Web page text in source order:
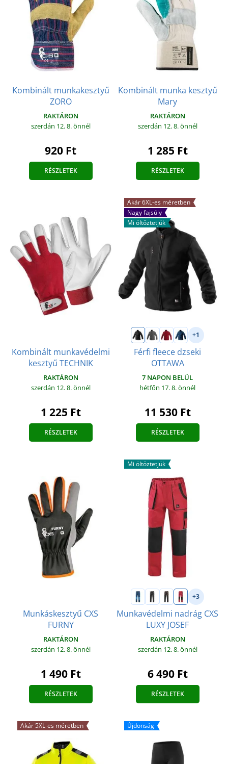
Kombinált munkakesztyű
ZORO
RAKTÁRON
szerdán 12. 8.önnél
920 Ft
RÉSZLETEK
Kombinált munka kesztyű
Mary
RAKTÁRON
szerdán 12. 8.önnél
1 285 Ft
RÉSZLETEK
Kombinált munkavédelmi
kesztyű TECHNIK
RAKTÁRON
szerdán 12. 8.önnél
1 225 Ft
RÉSZLETEK
Akár 6XL-es méretben
Nagy fajsúly
Mi öltöztetjük
+1
Férfi fleece dzseki
OTTAWA
7 NAPON BELÜL
hétfőn 17. 8.önnél
11 530 Ft
RÉSZLETEK
Munkáskesztyű CXS
FURNY
RAKTÁRON
szerdán 12. 8.önnél
1 490 Ft
RÉSZLETEK
Mi öltöztetjük
+3
Munkavédelmi nadrág CXS
LUXY JOSEF
RAKTÁRON
szerdán 12. 8.önnél
6 490 Ft
RÉSZLETEK
Akár 5XL-es méretben Újdonság